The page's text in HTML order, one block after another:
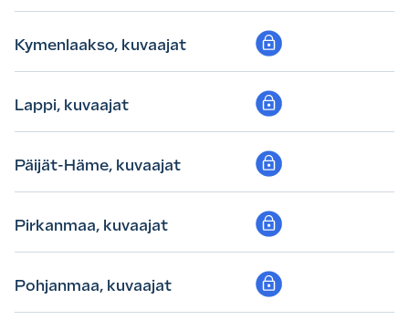
Kymenlaakso, kuvaajat
Lappi, kuvaajat
Päijät-Häme, kuvaajat
Pirkanmaa, kuvaajat
Pohjanmaa, kuvaajat